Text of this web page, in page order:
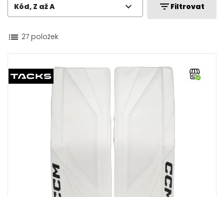
Kód, Z až A expand_more filter_list Filtrovat
list 27 položek